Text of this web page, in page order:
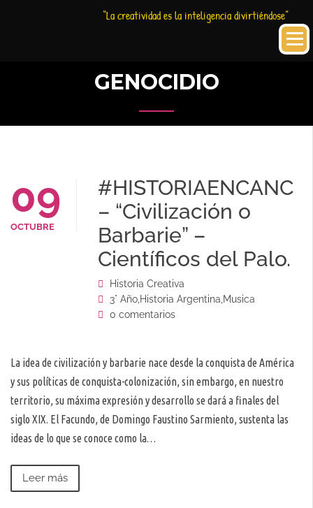
“La creatividad es la inteligencia divirtiéndose”
GENOCIDIO
09
OCTUBRE
– “Civilización o
Barbarie” –
Científicos del Palo.
Historia Creativa
3° Año,Historia Argentina,Musica
0 comentarios
La idea de civilización y barbarie nace desde la conquista de América
y sus políticas de conquista-colonización, sin embargo, en nuestro
territorio, su máxima expresión y desarrollo se dará a finales del
siglo XIX. El Facundo, de Domingo Faustino Sarmiento, sustenta las
ideas de lo que se conoce como la…
Leer más